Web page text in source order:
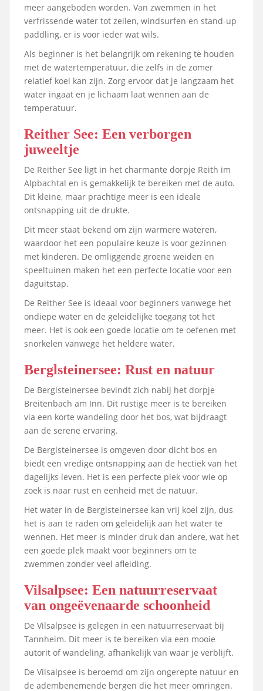
meer aangeboden worden. Van zwemmen in het
verfrissende water tot zeilen, windsurfen en stand-up
paddling, er is voor ieder wat wils.
Als beginner is het belangrijk om rekening te houden
met de watertemperatuur, die zelfs in de zomer
relatief koel kan zijn. Zorg ervoor dat je langzaam het
water ingaat en je lichaam laat wennen aan de
temperatuur.
Reither See: Een verborgen
juweeltje
De Reither See ligt in het charmante dorpje Reith im
Alpbachtal en is gemakkelijk te bereiken met de auto.
Dit kleine, maar prachtige meer is een ideale
ontsnapping uit de drukte.
Dit meer staat bekend om zijn warmere wateren,
waardoor het een populaire keuze is voor gezinnen
met kinderen. De omliggende groene weiden en
speeltuinen maken het een perfecte locatie voor een
daguitstap.
De Reither See is ideaal voor beginners vanwege het
ondiepe water en de geleidelijke toegang tot het
meer. Het is ook een goede locatie om te oefenen met
snorkelen vanwege het heldere water.
Berglsteinersee: Rust en natuur
De Berglsteinersee bevindt zich nabij het dorpje
Breitenbach am Inn. Dit rustige meer is te bereiken
via een korte wandeling door het bos, wat bijdraagt
aan de serene ervaring.
De Berglsteinersee is omgeven door dicht bos en
biedt een vredige ontsnapping aan de hectiek van het
dagelijks leven. Het is een perfecte plek voor wie op
zoek is naar rust en eenheid met de natuur.
Het water in de Berglsteinersee kan vrij koel zijn, dus
het is aan te raden om geleidelijk aan het water te
wennen. Het meer is minder druk dan andere, wat het
een goede plek maakt voor beginners om te
zwemmen zonder veel afleiding.
Vilsalpsee: Een natuurreservaat
van ongeëvenaarde schoonheid
De Vilsalpsee is gelegen in een natuurreservaat bij
Tannheim. Dit meer is te bereiken via een mooie
autorit of wandeling, afhankelijk van waar je verblijft.
De Vilsalpsee is beroemd om zijn ongerepte natuur en
de adembenemende bergen die het meer omringen.